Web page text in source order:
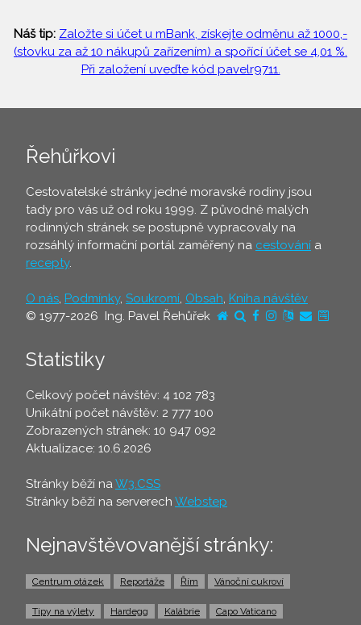
Náš tip: Založte si účet u mBank, získejte odměnu až 1000,-
(stovku za až 10 nákupů zařízením) a spořící účet se 4,01 %.
Při založení uveďte kód pavelr9711.
Řehůřkovi
Cestovatelské stránky jedné moravské rodiny jsou
tady pro vás už od roku 1999. Z původně malých
rodinných stránek se postupně vypracovaly na
rozsáhlý informační portál zaměřený na cestování a
recepty.
O nás, Podmínky, Soukromí, Obsah, Kniha návštěv
© 1977-2026 Ing. Pavel Řehůřek
Statistiky
Celkový počet návštěv: 4 102 783
Unikátní počet návštěv: 2 777 100
Zobrazených stránek: 10 947 092
Aktualizace: 10.6.2026
Stránky běží naW3.CSS
Stránky běží na serverech Webstep
Nejnavštěvovanější stránky:
Centrum otázek Reportáže Řím Vánoční cukroví
Tipy na výlety Hardegg Kalábrie Capo Vaticano